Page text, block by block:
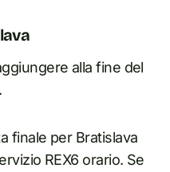
alla fine del
finale per Bratislava
REX6 orario. Se